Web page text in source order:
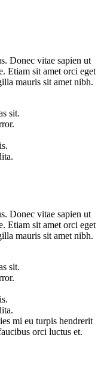
Donec vitae sapien ut
Etiam sit amet orci eget
mauris sit amet nibh.
sit.
Donec vitae sapien ut
Etiam sit amet orci eget
mauris sit amet nibh.
sit.
mi eu turpis hendrerit
orci luctus et.